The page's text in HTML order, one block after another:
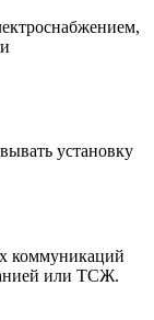
установку
коммуникаций
или ТСЖ.